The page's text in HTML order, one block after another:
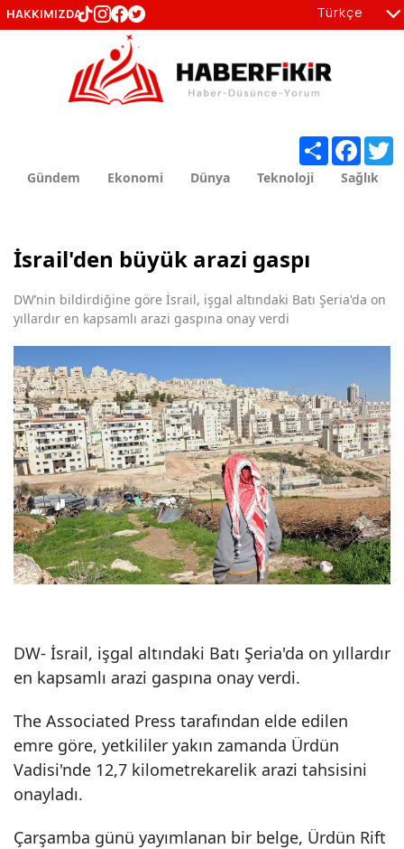
Gündem Ekonomi Dünya Teknoloji Sağlık
İsrail'den büyük arazi gaspı
DW’nin bildirdiğine göre İsrail, işgal altındaki Batı Şeria'da on
yıllardır en kapsamlı arazi gaspına onay verdi
DW- İsrail, işgal altındaki Batı Şeria'da on yıllardır
en kapsamlı arazi gaspına onay verdi.
The Associated Press tarafından elde edilen
emre göre, yetkililer yakın zamanda Ürdün
Vadisi'nde 12,7 kilometrekarelik arazi tahsisini
onayladı.
Çarşamba günü yayımlanan bir belge, Ürdün Rift
Share
Türkçe
en
HAKKIMIZDA